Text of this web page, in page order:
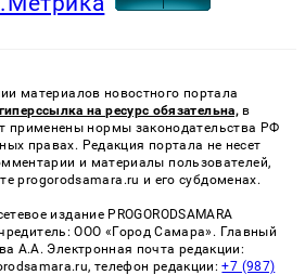
материалов новостного портала
гиперссылка на ресурс обязательна, в
применены нормы законодательства РФ
правах. Редакция портала не несет
и материалы пользователей,
progorodsamara.ru и его субдоменах.
издание PROGORODSAMARA
ООО «Город Самара». Главный
А.А. Электронная почта редакции:
телефон редакции:+7 (987)